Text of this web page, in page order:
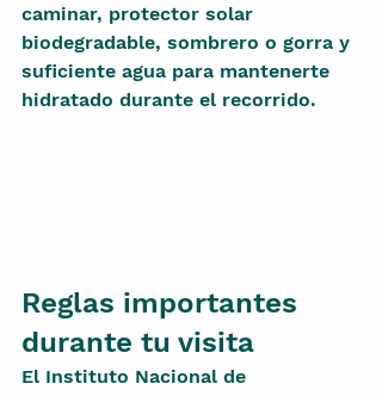
caminar, protector solar
biodegradable, sombrero o gorra y
suficiente agua para mantenerte
hidratado durante el recorrido.
Reglas importantes
durante tu visita
El Instituto Nacional de